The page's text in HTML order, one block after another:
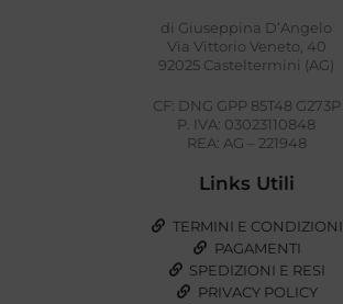
di Giuseppina D’Angelo
Via Vittorio Veneto, 40
92025 Casteltermini (AG)
CF: DNG GPP 85T48 G273P
P. IVA: 03023110848
REA: AG – 221948
Links Utili
TERMINI E CONDIZIONI
PAGAMENTI
SPEDIZIONI E RESI
PRIVACY POLICY